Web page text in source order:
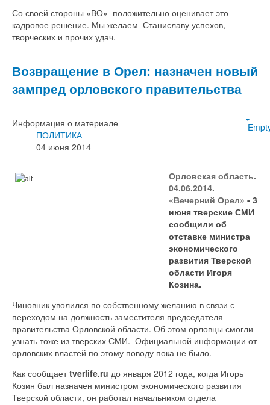
Со своей стороны «ВО» положительно оценивает это
кадровое решение. Мы желаем Станиславу успехов,
творческих и прочих удач.
Возвращение в Орел: назначен новый
зампред орловского правительства
Информация о материале
ПОЛИТИКА
04 июня 2014
Орловская область.
04.06.2014.
«Вечерний Орел» - 3
июня тверские СМИ
сообщили об
отставке министра
экономического
развития Тверской
области Игоря
Козина.
Чиновник уволился по собственному желанию в связи с
переходом на должность заместителя председателя
правительства Орловской области. Об этом орловцы смогли
узнать тоже из тверских СМИ. Официальной информации от
орловских властей по этому поводу пока не было.
Как сообщаетtverlife.ru до января 2012 года, когда Игорь
Козин был назначен министром экономического развития
Тверской области, он работал начальником отдела